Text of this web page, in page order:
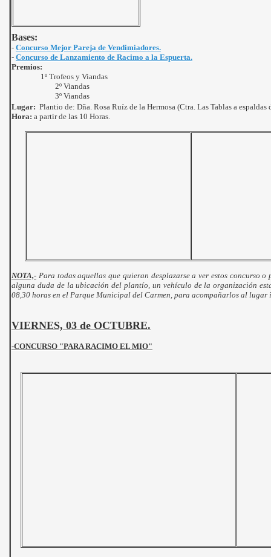
Bases:
- Concurso Mejor Pareja de Vendimiadores.
- Concurso de Lanzamiento de Racimo a la Espuerta.
Premios:
1º Trofeos y Viandas
2º Viandas
3º Viandas
Lugar: Plantio de: Dña. Rosa Ruíz de la Hermosa (Ctra. Las Tablas a espaldas
Hora: a partir de las 10 Horas.
NOTA,- Para todas aquellas que quieran desplazarse a ver estos concurso
alguna duda de la ubicación del plantío, un vehículo de la organización
08,30 horas en el Parque Municipal del Carmen, para acompañarlos al lugar
VIERNES, 03 de OCTUBRE.
-CONCURSO "PARA RACIMO EL MIO"